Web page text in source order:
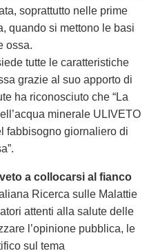
soprattutto nelle prime
quando si mettono le basi
ossa.
tutte le caratteristiche
grazie al suo apporto di
ha riconosciuto che “La
minerale ULIVETO
fabbisogno giornaliero di
a collocarsi al fianco
Ricerca sulle Malattie
attenti alla salute delle
l’opinione pubblica, le
sul tema